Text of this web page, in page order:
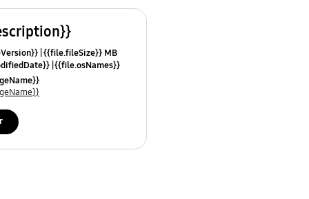
{{file.fileSize}} MB
{{file.osNames}}